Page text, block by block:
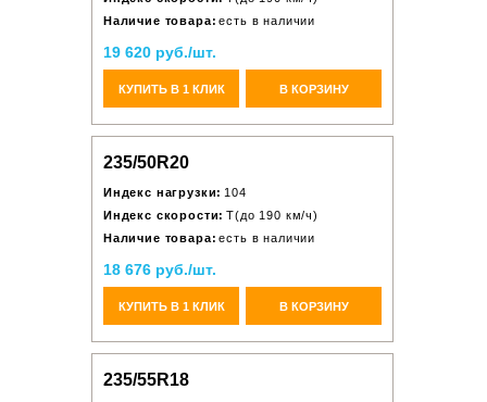
Наличие товара: есть в наличии
19 620 руб./шт.
КУПИТЬ В 1 КЛИК В КОРЗИНУ
235/50R20
Индекс нагрузки: 104
Индекс скорости: T(до 190 км/ч)
Наличие товара: есть в наличии
18 676 руб./шт.
КУПИТЬ В 1 КЛИК В КОРЗИНУ
235/55R18